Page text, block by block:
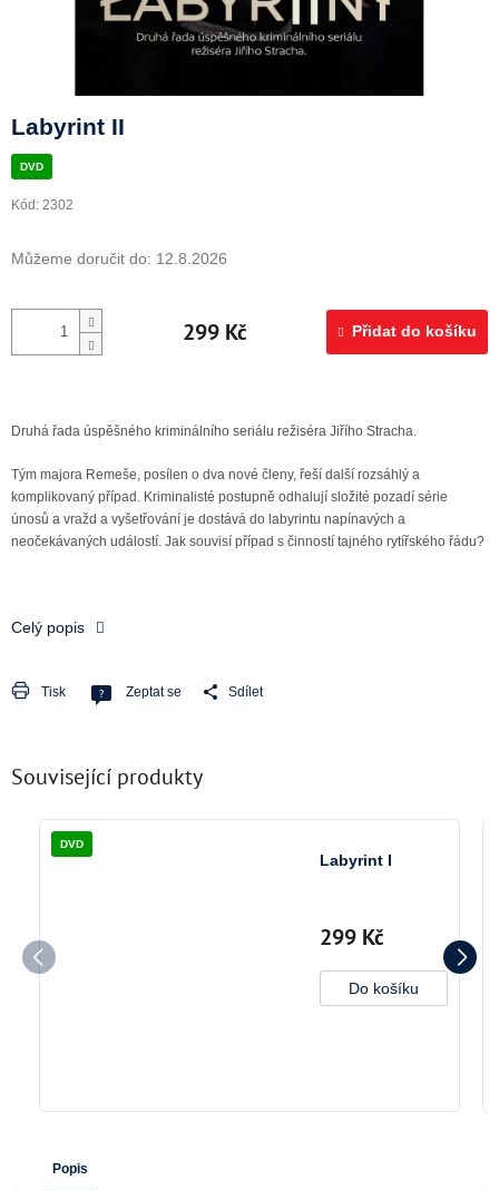
Doprava a platba
Labyrint II
DVD
Kód: 2302
Můžeme doručit do: 12.8.2026
299 Kč Přidat do košíku
Druhá řada úspěšného kriminálního seriálu režiséra Jiřího Stracha.
Tým majora Remeše, posílen o dva nové členy, řeší další rozsáhlý a
komplikovaný případ. Kriminalisté postupně odhalují složité pozadí série
únosů a vražd a vyšetřování je dostává do labyrintu napínavých a
neočekávaných událostí. Jak souvisí případ s činností tajného rytířského řádu?
Celý popis
Tisk Zeptat se Sdílet
Související produkty
DVD
Labyrint I
299 Kč
Do košíku
Popis